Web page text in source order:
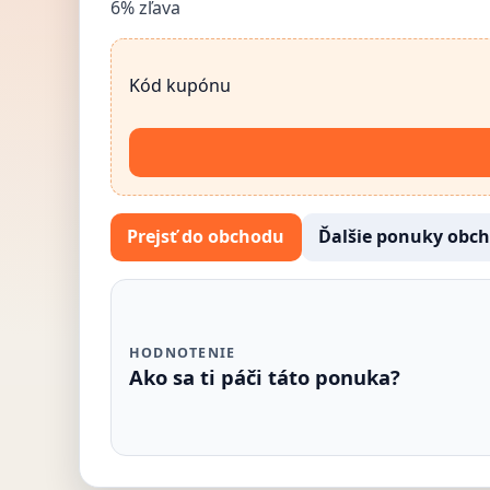
6% zľava
Kód kupónu
Prejsť do obchodu Ďalšie ponuky
HODNOTENIE
Ako sa ti páči táto ponuka?